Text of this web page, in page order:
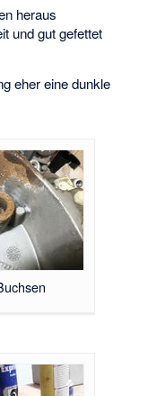
heraus
und gut gefettet
eher eine dunkle